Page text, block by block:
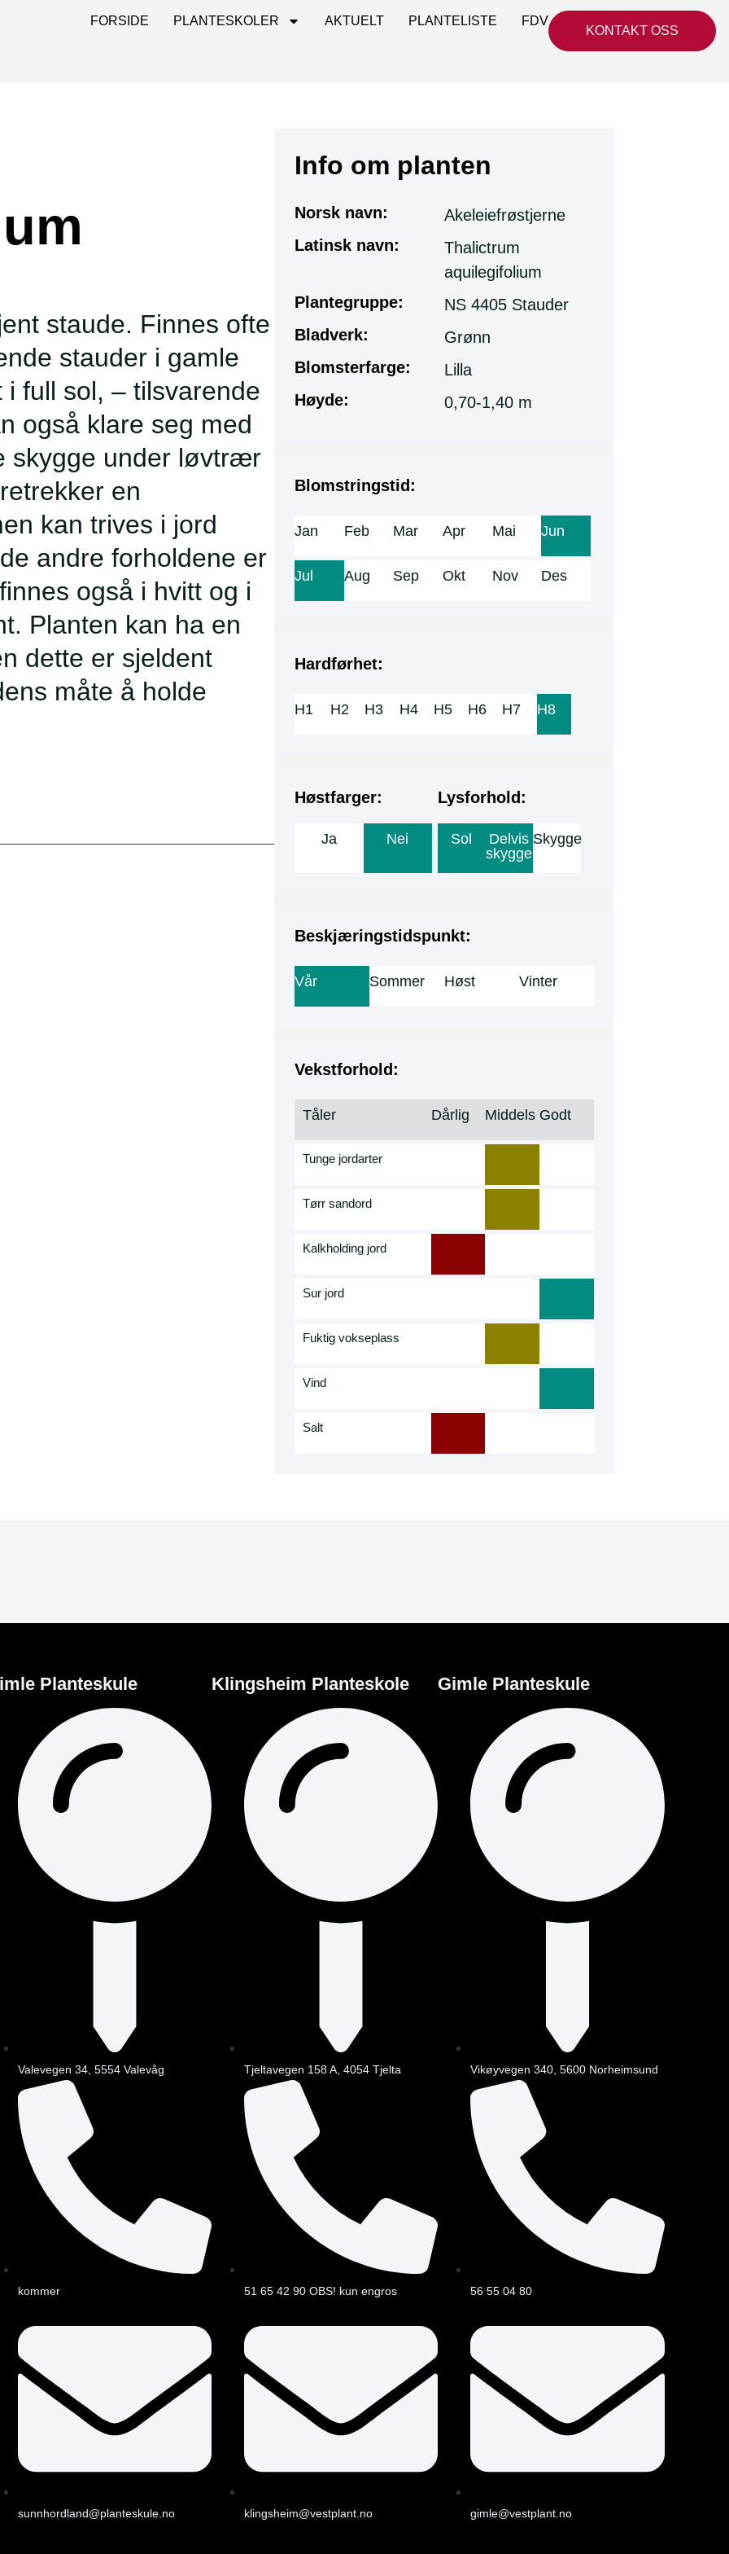
FORSIDE PLANTESKOLER AKTUELT PLANTELISTE FDV
KONTAKT OSS
staude. Finnes ofte
stauder i gamle
full sol, – tilsvarende
også klare seg med
skygge under løvtrær
en
kan trives i jord
andre forholdene er
også i hvitt og i
Planten kan ha en
dette er sjeldent
måte å holde
Info om planten
Norsk navn:
Akeleiefrøstjerne
Latinsk navn:
Thalictrum
aquilegifolium
Plantegruppe:
NS 4405 Stauder
Bladverk:
Grønn
Blomsterfarge:
Lilla
Høyde:
0,70-1,40 m
Blomstringstid:
Jan Feb Mar Apr Mai Jun
Jul Aug Sep Okt Nov Des
Hardførhet:
H1 H2 H3 H4 H5 H6 H7 H8
Høstfarger:
Ja Nei
Lysforhold:
Sol
Delvis
skygge
Skygge
Beskjæringstidspunkt:
Vår Sommer Høst Vinter
Vekstforhold:
Tåler Dårlig Middels Godt
Tunge jordarter
Tørr sandord
Kalkholding jord
Sur jord
Fuktig vokseplass
Vind
Salt
Planteskule
Valevegen 34, 5554 Valevåg
kommer
sunnhordland@planteskule.no
Klingsheim Planteskole
Tjeltavegen 158 A, 4054 Tjelta
51 65 42 90 OBS! kun engros
klingsheim@vestplant.no
Gimle Planteskule
Vikøyvegen 340, 5600 Norheimsund
56 55 04 80
gimle@vestplant.no